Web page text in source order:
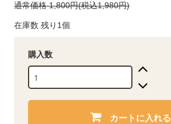
通常価格 1,800円(税込1,980円)
在庫数 残り1個
購入数
カートに入れる